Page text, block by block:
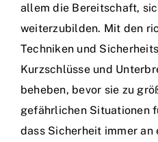
allem die Bereitschaft,
weiterzubilden. Mit den
Techniken und
Kurzschlüsse und
beheben, bevor sie zu
gefährlichen Situationen
dass Sicherheit immer